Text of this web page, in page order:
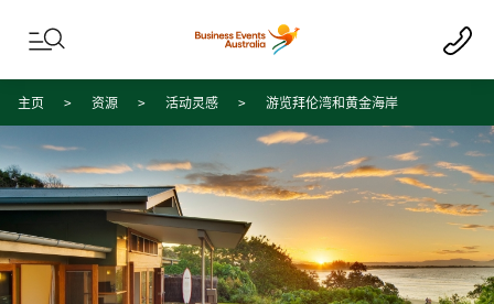
Skip to content
Skip to footer navigation
主页 资源 活动灵感 游览拜伦湾和黄金海岸